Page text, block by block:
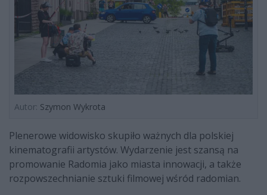
Autor: Szymon Wykrota
Plenerowe widowisko skupiło ważnych dla polskiej
kinematografii artystów. Wydarzenie jest szansą na
promowanie Radomia jako miasta innowacji, a także
rozpowszechnianie sztuki filmowej wśród radomian.